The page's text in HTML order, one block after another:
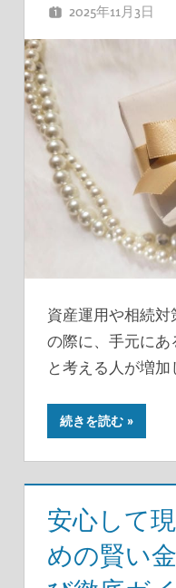
2025年11月3日
資産運用や相続
の際に、手元に
と考える人が増加
続きを読む
安心して
めの賢い